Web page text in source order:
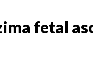
fetal